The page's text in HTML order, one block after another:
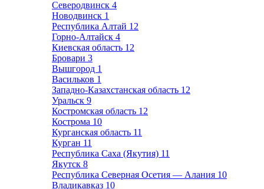
Северодвинск 4
Новодвинск 1
Республика Алтай 12
Горно-Алтайск 4
Киевская область 12
Бровари 3
Вышгород 1
Васильков 1
Западно-Казахстанская область 12
Уральск 9
Костромская область 12
Кострома 10
Курганская область 11
Курган 11
Республика Саха (Якутия) 11
Якутск 8
Республика Северная Осетия — Алания 10
Владикавказ 10